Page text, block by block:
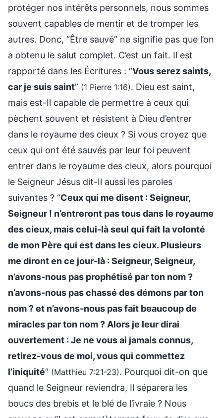
protéger nos intérêts personnels, nous sommes
souvent capables de mentir et de tromper les
autres. Donc, “Être sauvé” ne signifie pas que l’on
a obtenu le salut complet. C’est un fait. Il est
rapporté dans les Écritures : “Vous serez saints,
car je suis saint” (1 Pierre 1:16). Dieu est saint,
mais est-Il capable de permettre à ceux qui
pèchent souvent et résistent à Dieu d’entrer
dans le royaume des cieux ? Si vous croyez que
ceux qui ont été sauvés par leur foi peuvent
entrer dans le royaume des cieux, alors pourquoi
le Seigneur Jésus dit-Il aussi les paroles
suivantes ? “Ceux qui me disent : Seigneur,
Seigneur ! n’entreront pas tous dans le royaume
des cieux, mais celui-là seul qui fait la volonté
de mon Père qui est dans les cieux. Plusieurs
me diront en ce jour-là : Seigneur, Seigneur,
n’avons-nous pas prophétisé par ton nom ?
n’avons-nous pas chassé des démons par ton
nom ? et n’avons-nous pas fait beaucoup de
miracles par ton nom ? Alors je leur dirai
ouvertement : Je ne vous ai jamais connus,
retirez-vous de moi, vous qui commettez
l’iniquité” (Matthieu 7:21-23). Pourquoi dit-on que
quand le Seigneur reviendra, Il séparera les
boucs des brebis et le blé de l’ivraie ? Nous